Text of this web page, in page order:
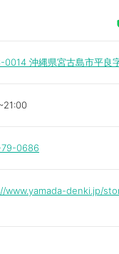
0014 沖縄県宮古島市平良
0686
www.yamada-denki.jp/